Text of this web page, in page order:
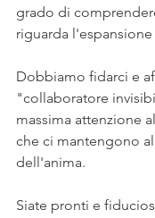
grado di
riguarda
Dobbiamo fidarci e
"collaboratore
massima attenzione
che ci mantengono
dell'anima.
Siate pronti e